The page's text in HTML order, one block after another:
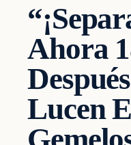
Ahora
Lucen